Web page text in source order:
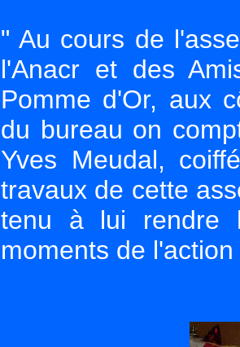
" Au cours de
l'Anacr et des
Pomme d'Or, aux
du bureau on
Yves Meudal,
travaux de cette
tenu à lui rendre
moments de